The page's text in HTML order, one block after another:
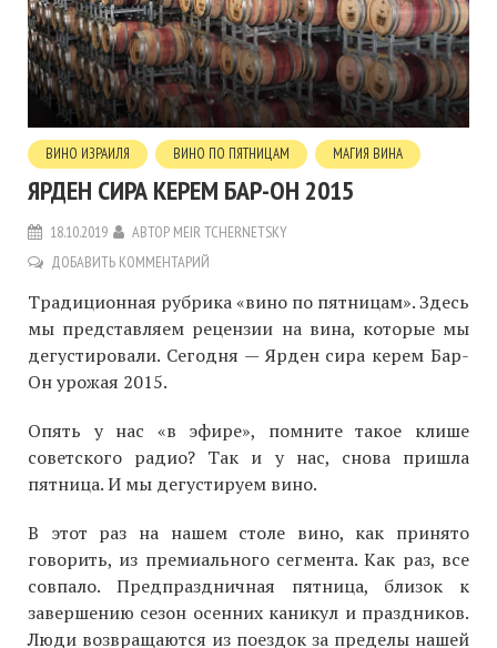
ВИНО ИЗРАИЛЯ ВИНО ПО ПЯТНИЦАМ МАГИЯ ВИНА
ЯРДЕН СИРА КЕРЕМ БАР-ОН 2015
18.10.2019 АВТОР MEIR TCHERNETSKY
ДОБАВИТЬ КОММЕНТАРИЙ
Традиционная рубрика «вино по пятницам». Здесь
мы представляем рецензии на вина, которые мы
дегустировали. Сегодня — Ярден сира керем Бар-
Он урожая 2015.
Опять у нас «в эфире», помните такое клише
советского радио? Так и у нас, снова пришла
пятница. И мы дегустируем вино.
В этот раз на нашем столе вино, как принято
говорить, из премиального сегмента. Как раз, все
совпало. Предпраздничная пятница, близок к
завершению сезон осенних каникул и праздников.
Люди возвращаются из поездок за пределы нашей